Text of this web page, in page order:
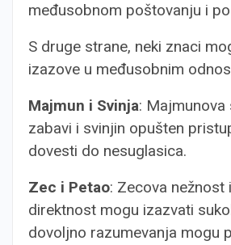
međusobnom poštovanju i
S druge strane, neki znaci
izazove u međusobnim
Majmun i Svinja: Majmunova
zabavi i svinjin opušten
dovesti do nesuglasica.
Zec i Petao: Zecova nežnost
direktnost mogu izazvati
dovoljno razumevanja mogu